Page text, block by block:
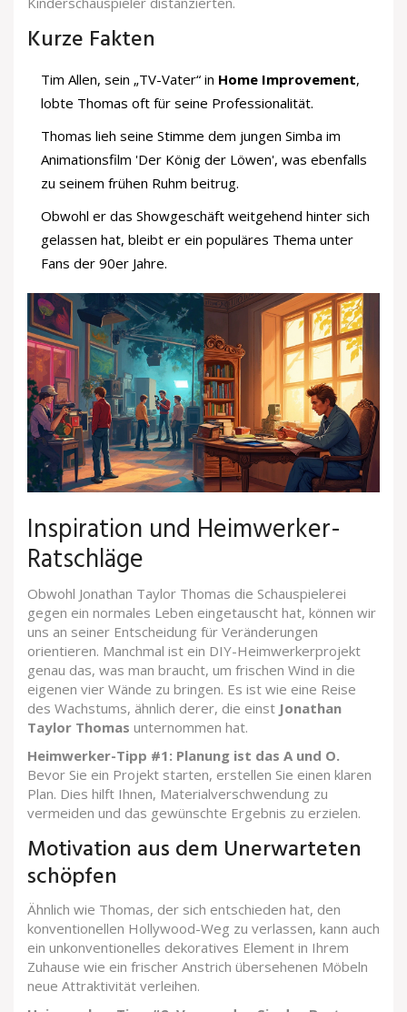
Kurze Fakten
Tim Allen, sein „TV-Vater“ in Home Improvement,
lobte Thomas oft für seine Professionalität.
Thomas lieh seine Stimme dem jungen Simba im
Animationsfilm 'Der König der Löwen', was ebenfalls
zu seinem frühen Ruhm beitrug.
Obwohl er das Showgeschäft weitgehend hinter sich
gelassen hat, bleibt er ein populäres Thema unter
Fans der 90er Jahre.
Inspiration und Heimwerker-
Ratschläge
Obwohl Jonathan Taylor Thomas die Schauspielerei
gegen ein normales Leben eingetauscht hat, können wir
uns an seiner Entscheidung für Veränderungen
orientieren. Manchmal ist ein DIY-Heimwerkerprojekt
genau das, was man braucht, um frischen Wind in die
eigenen vier Wände zu bringen. Es ist wie eine Reise
des Wachstums, ähnlich derer, die einst Jonathan
Taylor Thomas unternommen hat.
Heimwerker-Tipp #1: Planung ist das A und O.
Bevor Sie ein Projekt starten, erstellen Sie einen klaren
Plan. Dies hilft Ihnen, Materialverschwendung zu
vermeiden und das gewünschte Ergebnis zu erzielen.
Motivation aus dem Unerwarteten
schöpfen
Ähnlich wie Thomas, der sich entschieden hat, den
konventionellen Hollywood-Weg zu verlassen, kann auch
ein unkonventionelles dekoratives Element in Ihrem
Zuhause wie ein frischer Anstrich übersehenen Möbeln
neue Attraktivität verleihen.